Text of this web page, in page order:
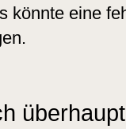
könnte eine